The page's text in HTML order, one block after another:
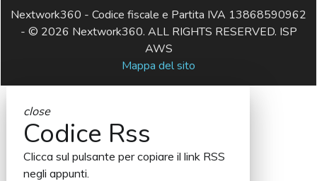
Nextwork360 - Codice fiscale e Partita IVA 13868590962
- © 2026 Nextwork360. ALL RIGHTS RESERVED. ISP
AWS
Mappa del sito
close
Codice Rss
Clicca sul pulsante per copiare il link RSS
negli appunti.